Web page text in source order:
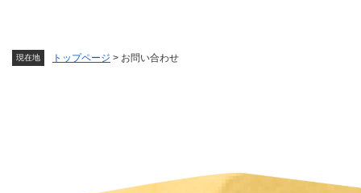
現在地 トップページ > お問い合わせ